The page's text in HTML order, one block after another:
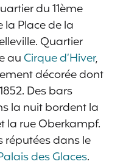
du 11ème
Place de la
Quartier
auCirque d’Hiver,
décorée dont
Des bars
la nuit bordent la
la rue Oberkampf.
réputées dans le
des Glaces.